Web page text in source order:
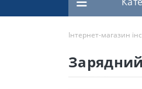
Інтернет-магазин
Зарядний